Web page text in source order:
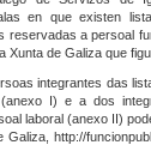
en que existen
reservadas a persoal
Xunta de Galiza que
integrantes das
(anexo I) e a dos
laboral (anexo II)
http://